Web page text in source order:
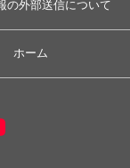
の外部送信について
ホーム